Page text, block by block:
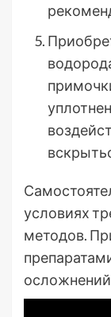
условиях
методов.